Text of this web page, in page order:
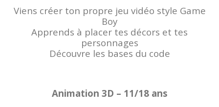
Viens créer ton propre jeu vidéo style Game
Boy
Apprends à placer tes décors et tes
personnages
Découvre les bases du code
Animation 3D – 11/18 ans